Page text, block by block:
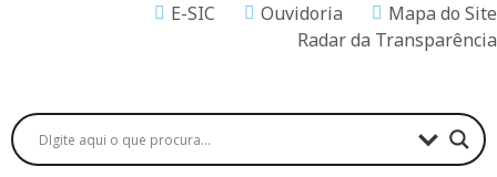
E-SIC Ouvidoria
Mapa do Site
Radar da Transparência